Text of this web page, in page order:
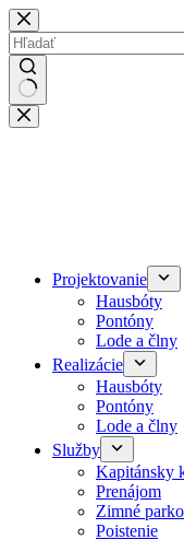
Skip
to
content
No
results
Projektovanie
Hausbóty
Pontóny
Lode a člny
Realizácie
Hausbóty
Pontóny
Lode a člny
Služby
Kapitánsky
Prenájom
Zimné
Poistenie